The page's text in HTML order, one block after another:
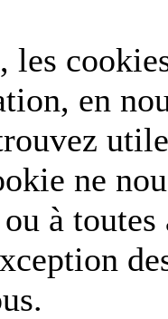
les
en
ne
à